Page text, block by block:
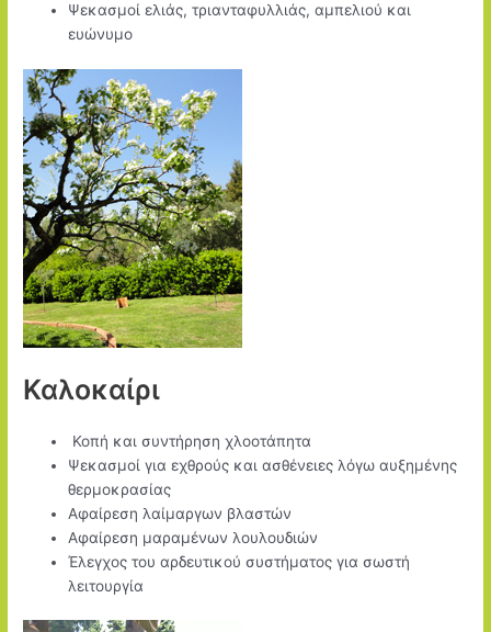
Ψεκασμοί ελιάς, τριανταφυλλιάς, αμπελιού και
ευώνυμο
Καλοκαίρι
Κοπή και συντήρηση χλοοτάπητα
Ψεκασμοί για εχθρούς και ασθένειες λόγω αυξημένης
θερμοκρασίας
Αφαίρεση λαίμαργων βλαστών
Αφαίρεση μαραμένων λουλουδιών
Έλεγχος του αρδευτικού συστήματος για σωστή
λειτουργία